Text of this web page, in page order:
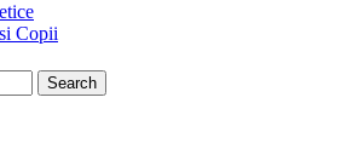
Copii
Search